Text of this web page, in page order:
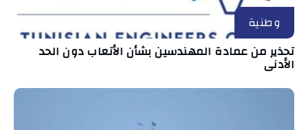
وطنية
تحذير من عمادة المهندسين بشأن الأتعاب دون الحد
الأدنى